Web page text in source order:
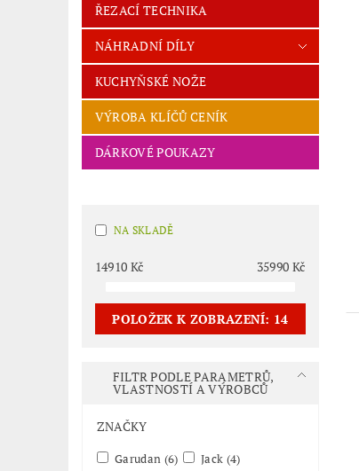
ŘEZACÍ TECHNIKA
NÁHRADNÍ DÍLY
KUCHYŇSKÉ NOŽE
VÝROBA KLÍČŮ CENÍK
DÁRKOVÉ POUKAZY
NA SKLADĚ
14910 Kč 35990 Kč
POLOŽEK K ZOBRAZENÍ: 14
FILTR PODLE PARAMETRŮ,
VLASTNOSTÍ A VÝROBCŮ
ZNAČKY
Garudan (6) Jack (4)